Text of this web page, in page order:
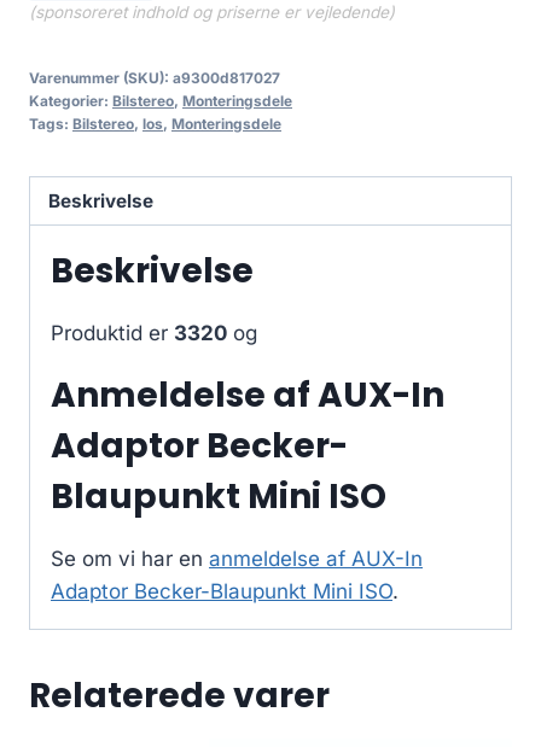
(sponsoreret indhold og priserne er vejledende)
Varenummer (SKU): a9300d817027
Kategorier: Bilstereo, Monteringsdele
Tags: Bilstereo, los, Monteringsdele
Beskrivelse
Beskrivelse
Produktid er 3320 og
Anmeldelse af AUX-In
Adaptor Becker-
Blaupunkt Mini ISO
Se om vi har en anmeldelse af AUX-In
Adaptor Becker-Blaupunkt Mini ISO.
Relaterede varer